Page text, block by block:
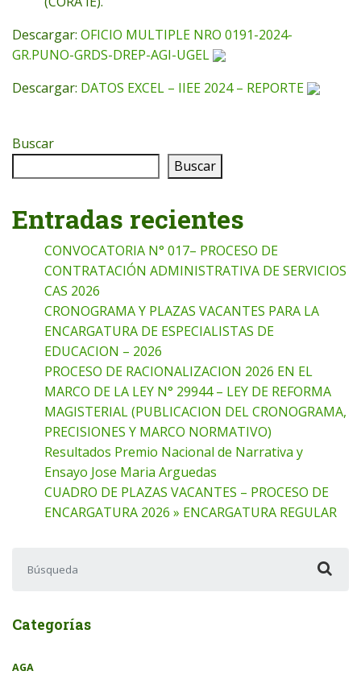
Descargar: OFICIO MULTIPLE NRO 0191-2024-
GR.PUNO-GRDS-DREP-AGI-UGEL
Descargar: DATOS EXCEL – IIEE 2024 – REPORTE
Buscar
Buscar
Entradas recientes
CONVOCATORIA N° 017– PROCESO DE
CONTRATACIÓN ADMINISTRATIVA DE SERVICIOS
CAS 2026
CRONOGRAMA Y PLAZAS VACANTES PARA LA
ENCARGATURA DE ESPECIALISTAS DE
EDUCACION – 2026
PROCESO DE RACIONALIZACION 2026 EN EL
MARCO DE LA LEY N° 29944 – LEY DE REFORMA
MAGISTERIAL (PUBLICACION DEL CRONOGRAMA,
PRECISIONES Y MARCO NORMATIVO)
Resultados Premio Nacional de Narrativa y
Ensayo Jose Maria Arguedas
CUADRO DE PLAZAS VACANTES – PROCESO DE
ENCARGATURA 2026 » ENCARGATURA REGULAR
Categorías
AGA